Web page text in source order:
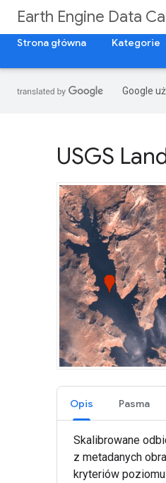
Earth Engine Data
Strona główna
Kategorie
Google
USGS
Opis Pasma
Skalibrowane
z metadanych
kryteriów